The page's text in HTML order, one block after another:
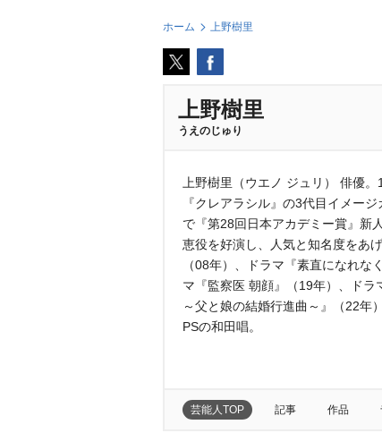
ホーム 上野樹里
上野樹里
うえのじゅり
上野樹里（ウエノ ジュリ） 俳優
『クレアラシル』の3代目イメー
で『第28回日本アカデミー賞』新
恵役を好演し、人気と知名度をあ
（08年）、ドラマ『素直になれ
マ『監察医 朝顔』（19年）、ド
～父と娘の結婚行進曲～』（22年
PSの和田唱。
芸能人TOP 記事 作品